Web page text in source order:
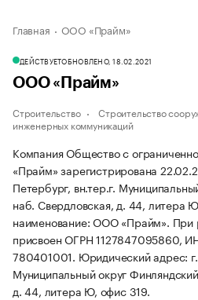
Главная ООО «Прайм»
ДЕЙСТВУЕТОБНОВЛЕНО, 18.02.2021
ООО «Прайм»
Строительство Строительство
инженерных коммуникаций
Компания Общество с
«Прайм» зарегистрирована
Петербург, вн.тер.г.
наб. Свердловская, д. 44, литера
наименование: ООО «Прайм». При
присвоен ОГРН 1127847095860,
780401001. Юридический адрес:
Муниципальный округ
д. 44, литера Ю, офис 319.